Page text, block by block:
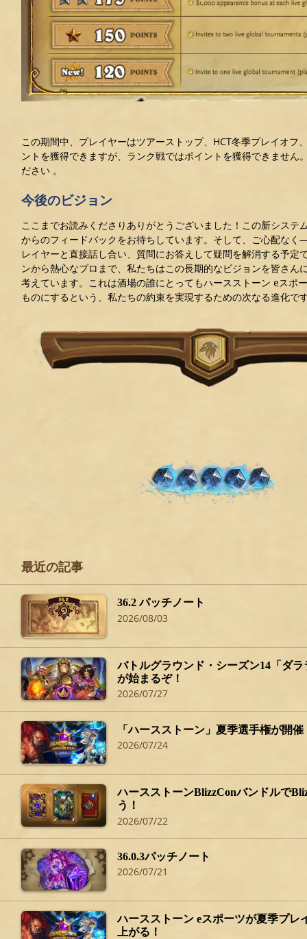
この期間中、プレイヤーはツアーストップ、HCT冬季プレイオフ
ントを獲得できますが、ランク戦ではポイントを獲得できません
ださい 。
今後のビジョン
ここまでお読みくださりありがとうございました！この新システ
からのフィードバックをお待ちしています。そして、ご心配な
レイヤーと直接話し合い、質問にお答えして疑問を解消する予定
ンから熱心なプロまで、私たちはこの長期的なビジョンを皆さん
考えています。これは酒場の誰にとってもハースストーン eスポ
ものにするという、私たちの約束を実現するための次なる進化で
最近の記事
36.2 パッチノート
2026/08/03
バトルグラウンド・シーズン14「ダ
が始まるぞ！
2026/07/27
「ハースストーン」夏季選手権が開催
2026/07/24
ハースストーンBlizzConバンドルで
う！
2026/07/22
36.0.3パッチノート
2026/07/21
ハースストーン eスポーツが夏季プレ
上がる！